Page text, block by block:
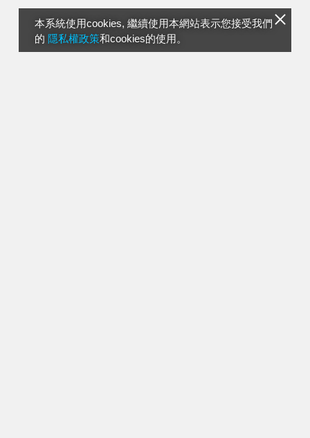
本系統使用cookies, 繼續使用本網站表示您接受我們
的 隱私權政策和cookies的使用。